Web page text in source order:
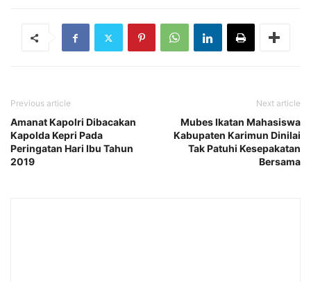
Previous article
Amanat Kapolri Dibacakan
Kapolda Kepri Pada
Peringatan Hari Ibu Tahun
2019
Next article
Mubes Ikatan Mahasiswa
Kabupaten Karimun Dinilai
Tak Patuhi Kesepakatan
Bersama